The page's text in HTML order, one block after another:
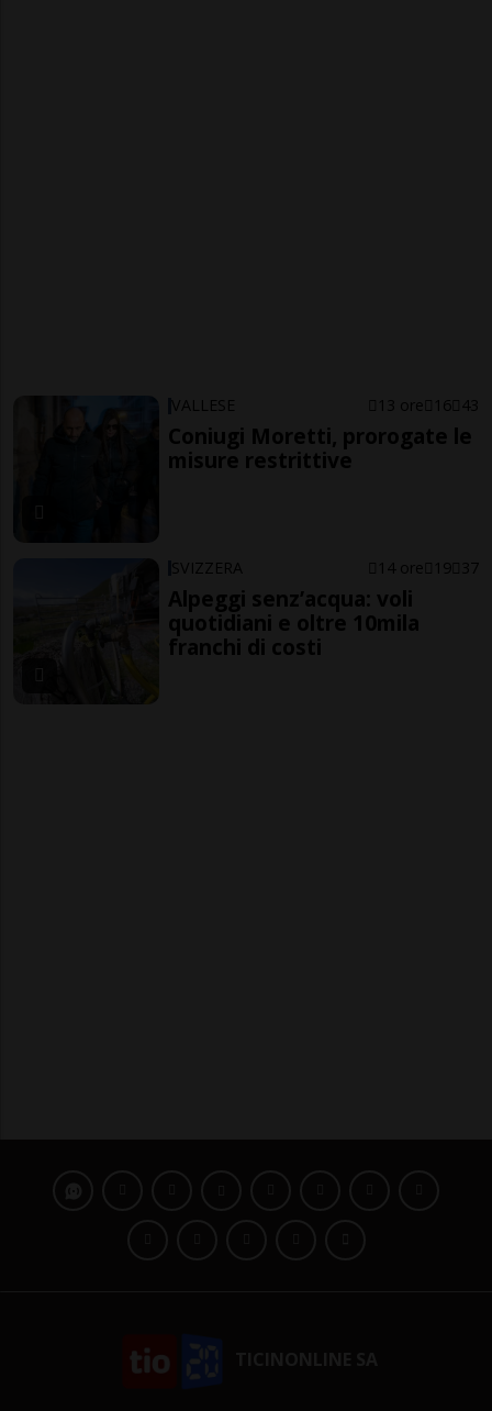
VALLESE 13 ore 16 43
Coniugi Moretti, prorogate le
misure restrittive
SVIZZERA 14 ore 19 37
Alpeggi senz’acqua: voli
quotidiani e oltre 10mila
franchi di costi